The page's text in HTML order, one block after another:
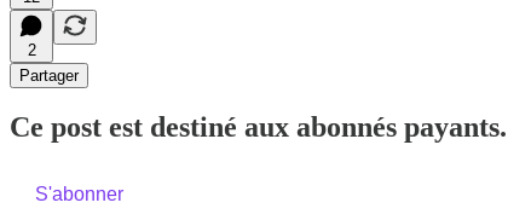
2
Partager
Ce post est destiné aux abonnés payants.
S'abonner